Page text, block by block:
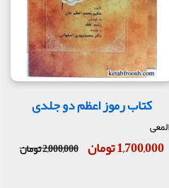
کتاب رموز اعظم دو جلدی
المعی
1,700,000 تومان 2,000,000 تومان